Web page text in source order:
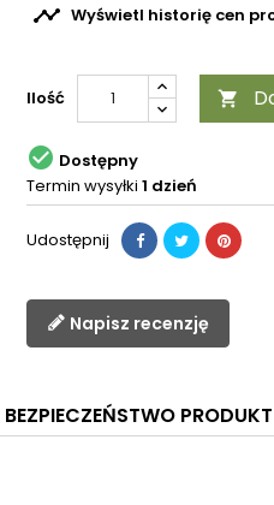
 Wyświetl historię cen
Ilość 
 Dostępny
Termin wysyłki 1 dzień
Udostępnij
Napisz recenzję
BEZPIECZEŃSTWO